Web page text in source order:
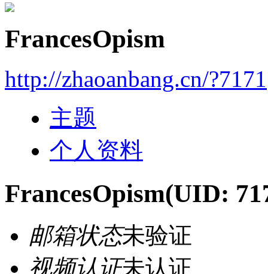
FrancesOpism
http://zhaoanbang.cn/?7171
主题
个人资料
FrancesOpism(UID:
邮箱状态未验证
视频认证未认证